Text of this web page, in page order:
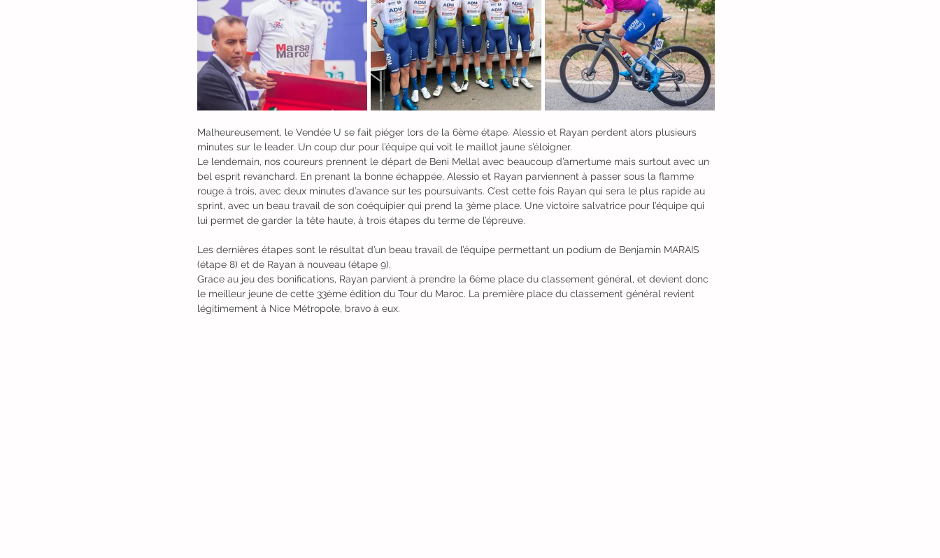
Malheureusement, le Vendée U se fait piéger lors de la 6ème étape. Alessio et Rayan perdent alors plusieurs
minutes sur le leader. Un coup dur pour l’équipe qui voit le maillot jaune s’éloigner.
Le lendemain, nos coureurs prennent le départ de Beni Mellal avec beaucoup d’amertume mais surtout avec un
bel esprit revanchard. En prenant la bonne échappée, Alessio et Rayan parviennent à passer sous la flamme
rouge à trois, avec deux minutes d’avance sur les poursuivants. C’est cette fois Rayan qui sera le plus rapide au
sprint, avec un beau travail de son coéquipier qui prend la 3ème place. Une victoire salvatrice pour l’équipe qui
lui permet de garder la tête haute, à trois étapes du terme de l’épreuve.
Les dernières étapes sont le résultat d’un beau travail de l’équipe permettant un podium de Benjamin MARAIS
(étape 8) et de Rayan à nouveau (étape 9).
Grace au jeu des bonifications, Rayan parvient à prendre la 6ème place du classement général, et devient donc
le meilleur jeune de cette 33ème édition du Tour du Maroc. La première place du classement général revient
légitimement à Nice Métropole, bravo à eux.